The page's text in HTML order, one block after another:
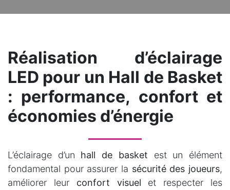
Réalisation d’éclairage
LED pour un Hall de Basket
: performance, confort et
économies d’énergie
L’éclairage d’un hall de basket est un élément
fondamental pour assurer la sécurité des joueurs,
améliorer leur confort visuel et respecter les